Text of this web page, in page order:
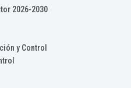
2026-2030
y Control